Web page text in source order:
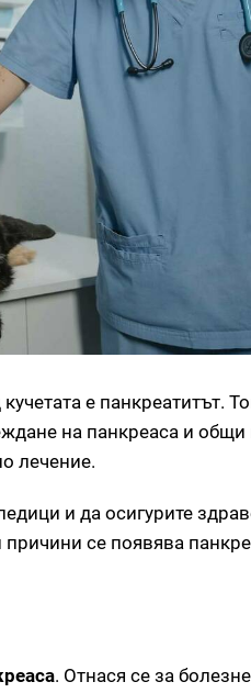
е панкреатитът.
на панкреаса и
лечение.
и да осигурите
се появява
. Отнася се за